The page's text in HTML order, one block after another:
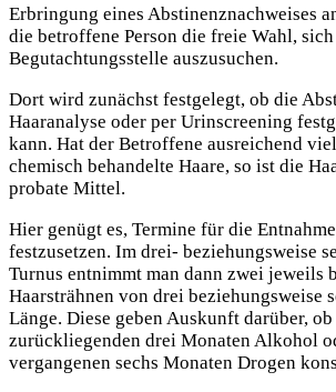
Erbringung eines Abstinenznachweises
die betroffene Person die freie Wahl, sich
Begutachtungsstelle auszusuchen.
Dort wird zunächst festgelegt, ob die
Haaranalyse oder per Urinscreening
kann. Hat der Betroffene ausreichend
chemisch behandelte Haare, so ist die
probate Mittel.
Hier genügt es, Termine für die
festzusetzen. Im drei- beziehungsweise
Turnus entnimmt man dann zwei jeweils
Haarsträhnen von drei beziehungsweise
Länge. Diese geben Auskunft darüber,
zurückliegenden drei Monaten Alkohol
vergangenen sechs Monaten Drogen